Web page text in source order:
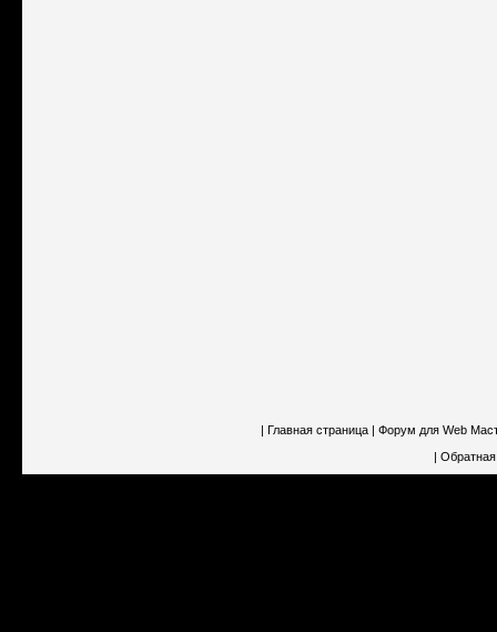
| Главная страница | Форум для Web
| Обратная